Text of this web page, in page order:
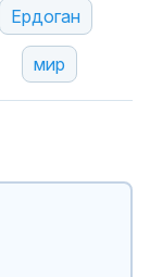
Ердоган
мир